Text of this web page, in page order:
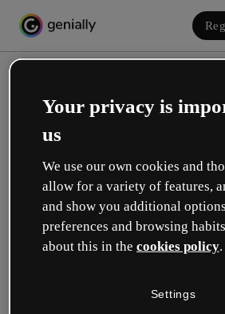
Mit Google
Your privacy is
us
We use our own cookies and
allow for a variety of features,
and show you additional
preferences and browsing
about this in the cookies policy.
Settings